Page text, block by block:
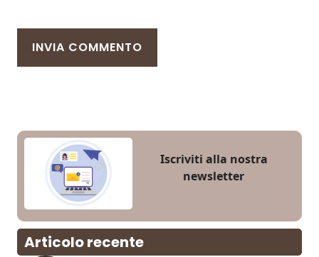
Iscriviti alla nostra
newsletter
Articolo recente